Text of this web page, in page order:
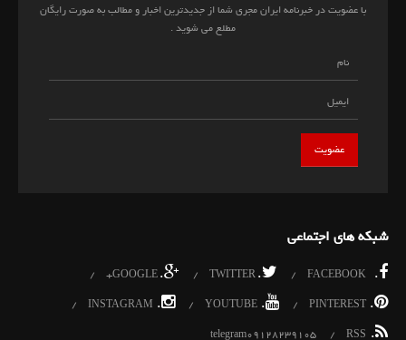
با عضویت در خبرنامه ایران مجری شما از جدیدترین اخبار و مطالب به صورت رایگان
مطلع می شوید .
شبکه های اجتماعی
FACEBOOK
TWITTER
GOOGLE+
PINTEREST
YOUTUBE
INSTAGRAM
RSS
telegram09128239105